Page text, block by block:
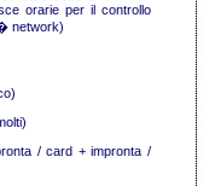
orarie per il controllo
network)
/ card + impronta /